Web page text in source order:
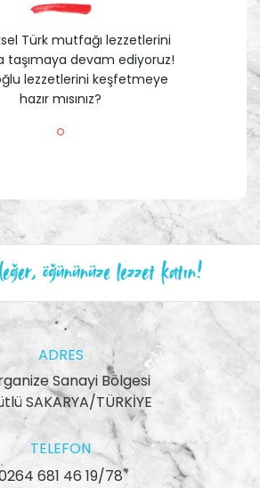
Türk mutfağı lezzetlerini
taşımaya devam ediyoruz!
lezzetlerini keşfetmeye
hazır mısınız?
öğününüze lezzet katın!
ADRES
Sanayi Bölgesi
SAKARYA/TÜRKİYE
TELEFON
681 46 19/78